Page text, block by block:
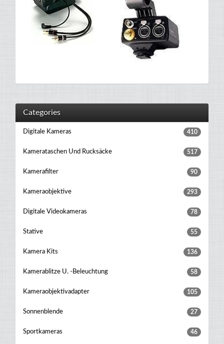
Categories
Digitale Kameras 410
Kamerataschen Und Rucksäcke 517
Kamerafilter 90
Kameraobjektive 293
Digitale Videokameras 78
Stative 55
Kamera Kits 136
Kamerablitze U. -beleuchtung 58
Kameraobjektivadapter 105
Sonnenblende 27
Sportkameras 46